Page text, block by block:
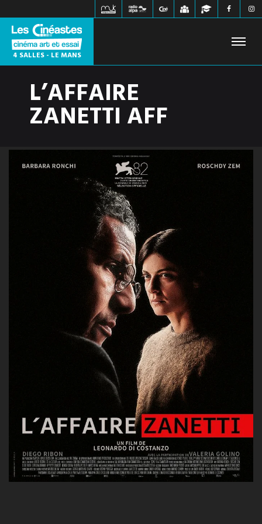
4 SALLES - LE MANS
FILMS À L'AFFICHE PROCHAINEMENT
JEUNE PUBLIC ÉVÉNEMENTS
INFOS PRATIQUES CONTACT
L’AFFAIRE
ZANETTI AFF